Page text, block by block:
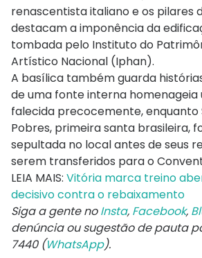
renascentista italiano e os pilares
destacam a imponência da
tombada pelo Instituto do
Artístico Nacional (Iphan).
A basílica também guarda
de uma fonte interna
falecida precocemente, enquanto
Pobres, primeira santa brasileira,
sepultada no local antes de seus
serem transferidos para o
LEIA MAIS: Vitória marca treino
decisivo contra o rebaixamento
Siga a gente noInsta, Facebook,
denúncia ou sugestão de pauta
7440 (WhatsApp).